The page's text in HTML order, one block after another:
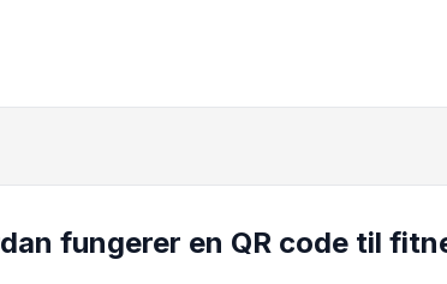
fungerer en QR code til